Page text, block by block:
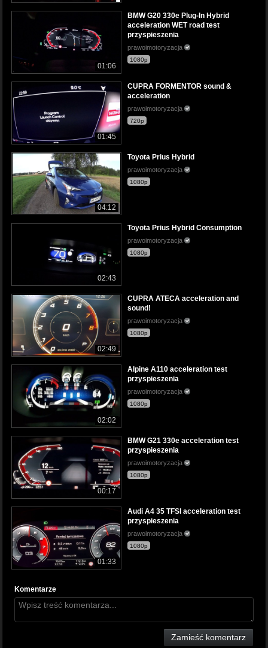
01:06
BMW G20 330e Plug-In Hybrid
acceleration WET road test
przyspieszenia
prawoimotoryzacja
1080p
01:45
CUPRA FORMENTOR sound &
acceleration
prawoimotoryzacja
720p
04:12
Toyota Prius Hybrid
prawoimotoryzacja
1080p
02:43
Toyota Prius Hybrid Consumption
prawoimotoryzacja
1080p
02:49
CUPRA ATECA acceleration and
sound!
prawoimotoryzacja
1080p
02:02
Alpine A110 acceleration test
przyspieszenia
prawoimotoryzacja
1080p
00:17
BMW G21 330e acceleration test
przyspieszenia
prawoimotoryzacja
1080p
01:33
Audi A4 35 TFSI acceleration test
przyspieszenia
prawoimotoryzacja
1080p
Komentarze
Zamieść komentarz